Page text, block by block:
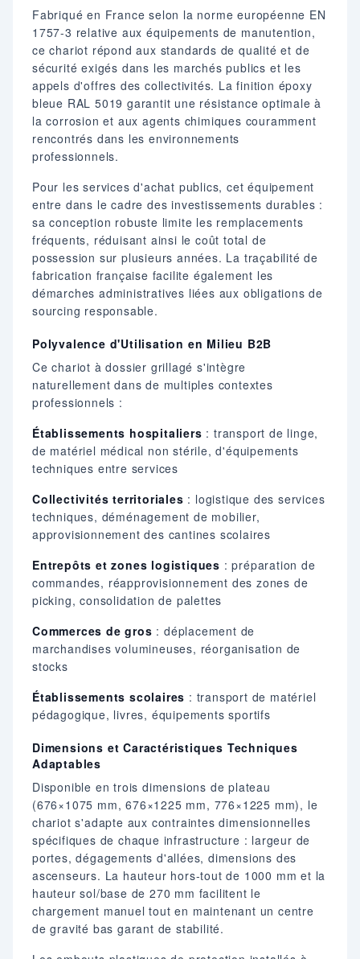
Fabriqué en France selon la norme européenne EN
1757-3 relative aux équipements de manutention,
ce chariot répond aux standards de qualité et de
sécurité exigés dans les marchés publics et les
appels d'offres des collectivités. La finition époxy
bleue RAL 5019 garantit une résistance optimale à
la corrosion et aux agents chimiques couramment
rencontrés dans les environnements
professionnels.
Pour les services d'achat publics, cet équipement
entre dans le cadre des investissements durables :
sa conception robuste limite les remplacements
fréquents, réduisant ainsi le coût total de
possession sur plusieurs années. La traçabilité de
fabrication française facilite également les
démarches administratives liées aux obligations de
sourcing responsable.
Polyvalence d'Utilisation en Milieu B2B
Ce chariot à dossier grillagé s'intègre
naturellement dans de multiples contextes
professionnels :
Établissements hospitaliers : transport de linge,
de matériel médical non stérile, d'équipements
techniques entre services
Collectivités territoriales : logistique des services
techniques, déménagement de mobilier,
approvisionnement des cantines scolaires
Entrepôts et zones logistiques : préparation de
commandes, réapprovisionnement des zones de
picking, consolidation de palettes
Commerces de gros : déplacement de
marchandises volumineuses, réorganisation de
stocks
Établissements scolaires : transport de matériel
pédagogique, livres, équipements sportifs
Dimensions et Caractéristiques Techniques
Adaptables
Disponible en trois dimensions de plateau
(676×1075 mm, 676×1225 mm, 776×1225 mm), le
chariot s'adapte aux contraintes dimensionnelles
spécifiques de chaque infrastructure : largeur de
portes, dégagements d'allées, dimensions des
ascenseurs. La hauteur hors-tout de 1000 mm et la
hauteur sol/base de 270 mm facilitent le
chargement manuel tout en maintenant un centre
de gravité bas garant de stabilité.